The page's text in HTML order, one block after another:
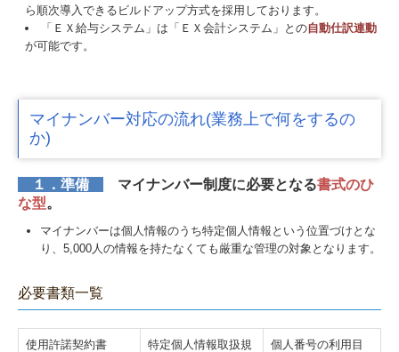
ら順次導入できるビルドアップ方式を採用しております。
「ＥＸ給与システム」は「ＥＸ会計システム」との自動仕訳連動
が可能です。
マイナンバー対応の流れ(業務上で何をするの
か)
１．準備 マイナンバー制度に必要となる書式のひ
な型。
マイナンバーは個人情報のうち特定個人情報という位置づけとな
り、5,000人の情報を持たなくても厳重な管理の対象となります。
必要書類一覧
使⽤許諾契約書
特定個人情報取扱規
個人番号の利⽤目